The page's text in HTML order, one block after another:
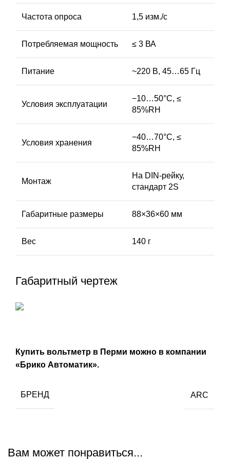
Частота опроса 1,5 изм./с
Потребляемая мощность ≤ 3 ВА
Питание ~220 В, 45…65 Гц
Условия эксплуатации
−10…50°С, ≤
85%RH
Условия хранения
−40…70°С, ≤
85%RH
Монтаж
На DIN-рейку,
стандарт 2S
Габаритные размеры 88×36×60 мм
Вес 140 г
Габаритный чертеж
Купить вольтметр в Перми можно в компании
«Брико Автоматик».
БРЕНД ARC
Вам может понравиться...